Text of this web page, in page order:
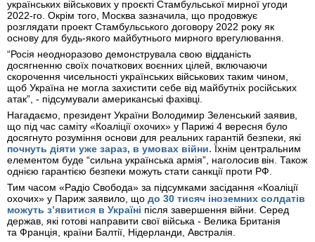
українських військових у проєкті Стамбульської мирної угоди
2022-го. Окрім того, Москва зазначила, що продовжує
розглядати проект Стамбульського договору 2022 року як
основу для будь-якого майбутнього мирного врегулювання.
“Росія неодноразово демонструвала свою відданість
досягненню своїх початкових воєнних цілей, включаючи
скорочення чисельності українських військових таким чином,
щоб Україна не могла захистити себе від майбутніх російських
атак”, - підсумували американські фахівці.
Нагадаємо, президент України Володимир Зеленський заявив,
що під час саміту «Коаліції охочих» у Парижі 4 вересня було
досягнуто розуміння основи для реальних гарантій безпеки, які
почнуть діяти уже зараз, в умовах війни. Їхнім центральним
елементом буде “сильна українська армія”, наголосив він. Також
однією гарантією безпеки можуть стати санкції проти РФ.
Тим часом «Радіо Свобода» за підсумками засідання «Коаліції
охочих» у Париж заявило, що до 30 тисяч іноземних солдатів
можуть з’явитися в Україні після завершення війни. Серед
держав, які готові направити свої війська - Велика Британія
та Франція, країни Балтії, Нідерланди, Австралія.